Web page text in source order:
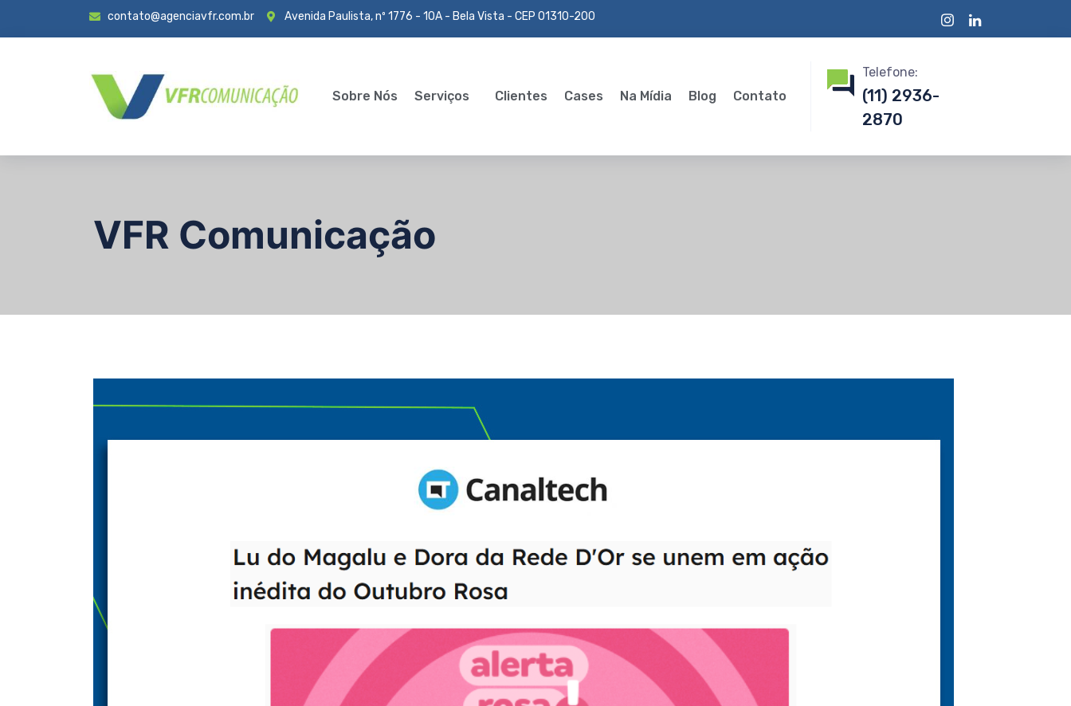
contato@agenciavfr.com.br Avenida Paulista, nº 1776 - 10A - Bela Vista - CEP 01310-200
Sobre Nós Serviços Clientes Cases Na Mídia Blog Contato
Telefone:
(11) 2936-
2870
VFR Comunicação